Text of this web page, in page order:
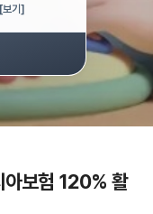
[보기]
아보험 120% 활